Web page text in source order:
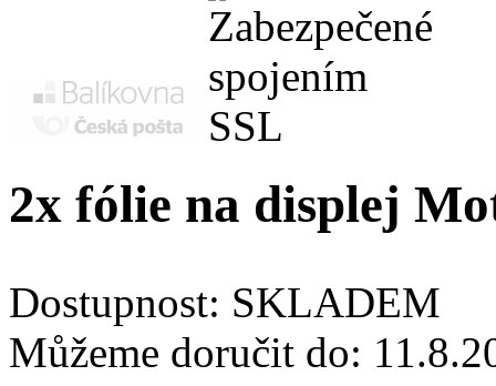
2x fólie na displej
Dostupnost: SKLADEM
Můžeme doručit do: